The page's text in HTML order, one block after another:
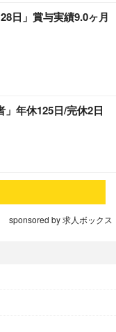
日」賞与実績9.0ヶ月
年休125日/完休2日
sponsored by 求人ボックス